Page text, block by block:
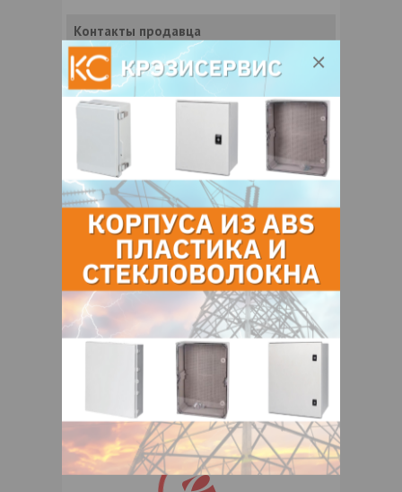
Контакты продавца
Оставьте электронный заказ с помощью
кнопки "Заказать" и мы подберем для
Вас подходящую компанию